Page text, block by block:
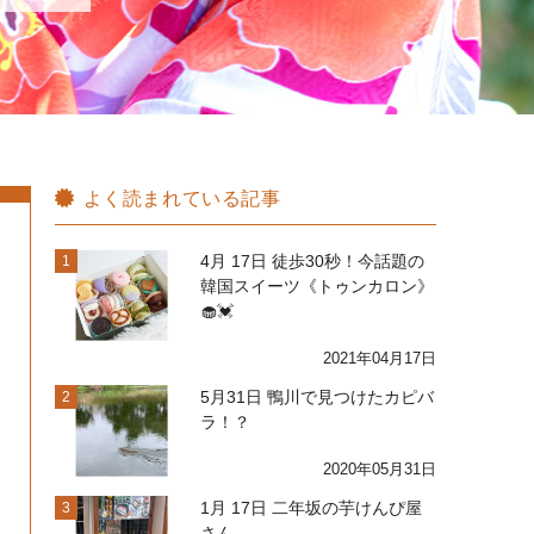
よく読まれている記事
1
4月 17日 徒歩30秒！今話題の
韓国スイーツ《トゥンカロン》
🧁💓
2021年04月17日
2
5月31日 鴨川で見つけたカピバ
ラ！？
2020年05月31日
3
1月 17日 二年坂の芋けんぴ屋